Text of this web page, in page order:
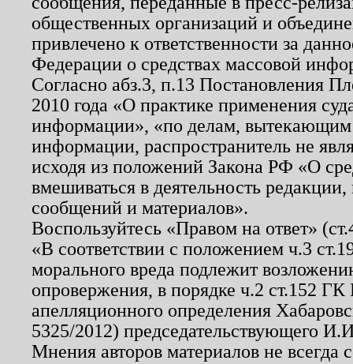
общественных организаций и
привлечено к ответственности за
Федерации о средствах массовой
Согласно абз.3, п.13 Постановления
2010 года «О практике применения
информации», «по делам, вытекающим
информации, распространитель не
исходя из положений Закона РФ «О
вмешиваться в деятельность
сообщений и материалов».
Воспользуйтесь «Правом на ответ»
«В соответствии с положением ч.3
морального вреда подлежит
опровержения, в порядке ч.2 ст.152
апелляционного определения
5325/2012) председательствующего
Мнения авторов материалов не